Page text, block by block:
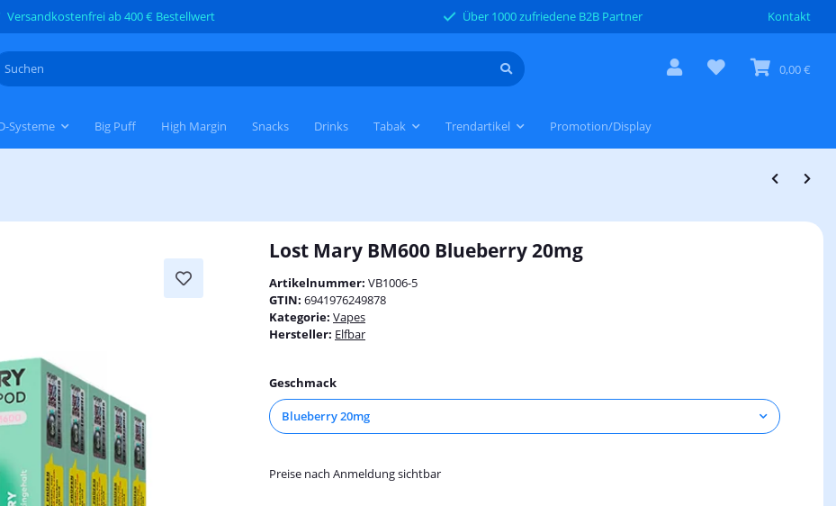
Kontakt
Versandkostenfrei ab 400 € Bestellwert Über 1000 zufriedene B2B Partner
0,00 €
Systeme Big Puff High Margin Snacks Drinks Tabak Trendartikel Promotion/Display
Lost Mary BM600 Blueberry 20mg
Artikelnummer: VB1006-5
GTIN: 6941976249878
Kategorie: Vapes
Hersteller: Elfbar
Geschmack
Blueberry 20mg
Preise nach Anmeldung sichtbar